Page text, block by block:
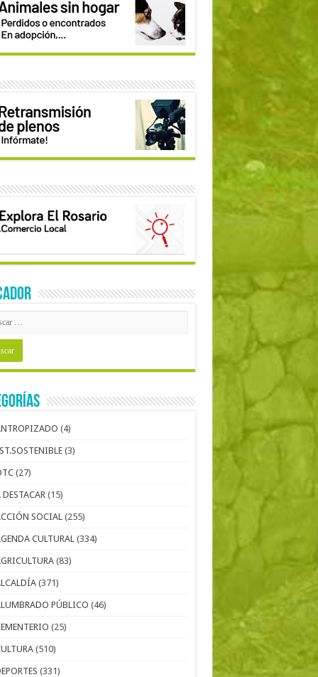
(4)
(3)
(27)
DESTACAR (15)
SOCIAL (255)
CULTURAL (334)
(83)
(371)
PÚBLICO (46)
(25)
(510)
(331)